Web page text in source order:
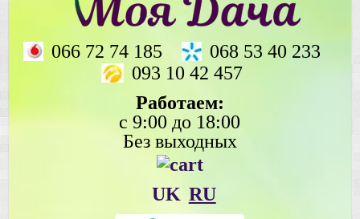
066 72 74 185
068 53 40 233
093 10 42 457
Работаем:
с 9:00 до 18:00
Без выходных
UK RU